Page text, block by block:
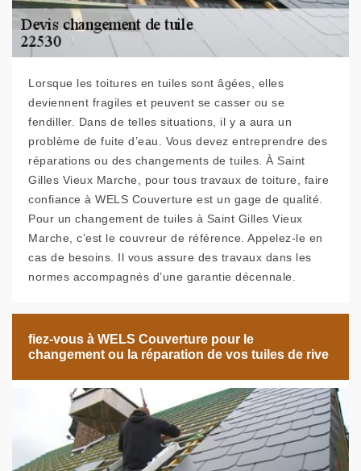
Lorsque les toitures en tuiles sont âgées, elles
deviennent fragiles et peuvent se casser ou se
fendiller. Dans de telles situations, il y a aura un
problème de fuite d’eau. Vous devez entreprendre des
réparations ou des changements de tuiles. À Saint
Gilles Vieux Marche, pour tous travaux de toiture, faire
confiance à WELS Couverture est un gage de qualité.
Pour un changement de tuiles à Saint Gilles Vieux
Marche, c’est le couvreur de référence. Appelez-le en
cas de besoins. Il vous assure des travaux dans les
normes accompagnés d’une garantie décennale.
fiez-vous à WELS Couverture pour le
changement ou la réparation de vos tuiles de rive